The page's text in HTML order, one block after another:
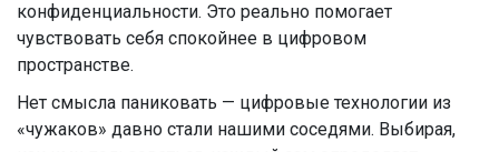
конфиденциальности. Это реально помогает
чувствовать себя спокойнее в цифровом
пространстве.
Нет смысла паниковать — цифровые технологии из
«чужаков» давно стали нашими соседями. Выбирая,